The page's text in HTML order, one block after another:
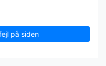
på siden